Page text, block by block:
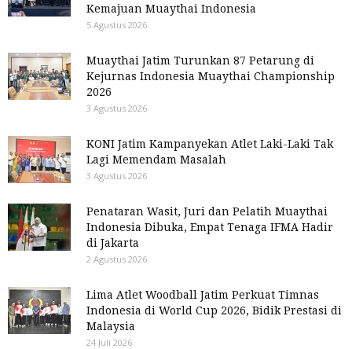
Kemajuan Muaythai Indonesia
5 Agustus 2026
Muaythai Jatim Turunkan 87 Petarung di
Kejurnas Indonesia Muaythai Championship
2026
3 Agustus 2026
KONI Jatim Kampanyekan Atlet Laki-Laki Tak
Lagi Memendam Masalah
3 Agustus 2026
Penataran Wasit, Juri dan Pelatih Muaythai
Indonesia Dibuka, Empat Tenaga IFMA Hadir
di Jakarta
2 Agustus 2026
Lima Atlet Woodball Jatim Perkuat Timnas
Indonesia di World Cup 2026, Bidik Prestasi di
Malaysia
24 Juli 2026